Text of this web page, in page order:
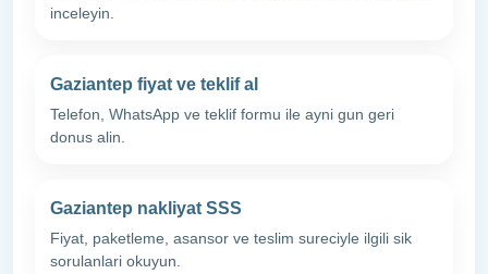
inceleyin.
Gaziantep fiyat ve teklif al
Telefon, WhatsApp ve teklif formu ile ayni gun geri
donus alin.
Gaziantep nakliyat SSS
Fiyat, paketleme, asansor ve teslim sureciyle ilgili sik
sorulanlari okuyun.